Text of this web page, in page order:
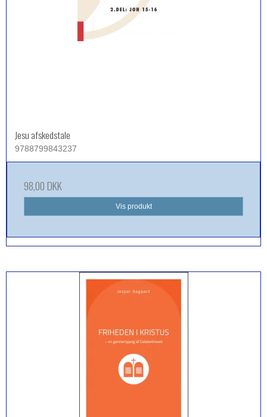
Jesu afskedstale
9788799843237
98,00 DKK
Vis produkt